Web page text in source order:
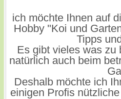
ich möchte Ihnen auf
Hobby "Koi und
Tipps
Es gibt vieles was zu
natürlich auch beim
Deshalb möchte ich
einigen Profis